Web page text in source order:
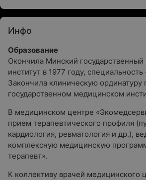
Инфо
Образование
Окончила Минский
институт в 1977 году,
Закончила клиническую
государственном медицинском
В медицинском центре
прием терапевтического профиля
кардиология, ревматология и др.),
комплексную медицинскую
терапевт».
К коллективу врачей медицинского